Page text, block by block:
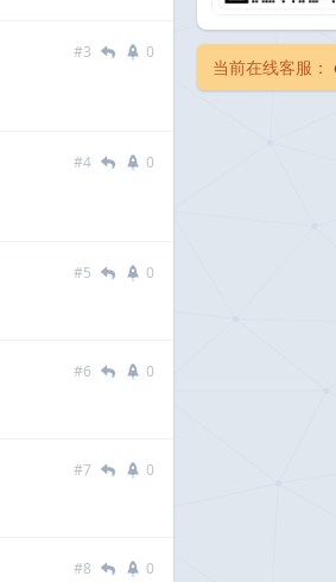
#3 0
#4 0
#5 0
#6 0
#7 0
#8 0
当前在线客服：